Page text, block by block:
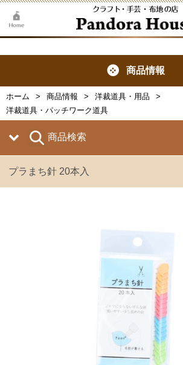
商品情報
ホーム 商品情報
洋裁道具・用品
洋裁道具・パッチワーク道具
商品検索
プラまち針 20本入